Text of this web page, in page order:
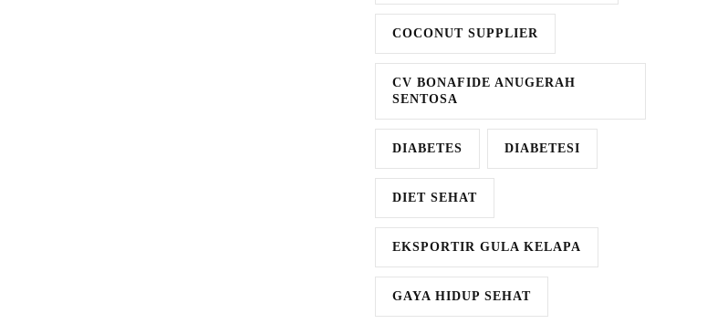
COCONUT SUPPLIER
CV BONAFIDE ANUGERAH
SENTOSA
DIABETES DIABETESI
DIET SEHAT
EKSPORTIR GULA KELAPA
GAYA HIDUP SEHAT